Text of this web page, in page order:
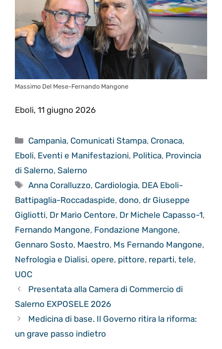
Massimo Del Mese-Fernando Mangone
Eboli, 11 giugno 2026
Categorie
Campania, Comunicati Stampa, Cronaca,
Eboli, Eventi e Manifestazioni, Politica, Provincia
di Salerno, Salerno
Tag
Anna Coralluzzo, Cardiologia, DEA Eboli-
Battipaglia-Roccadaspide, dono, dr Giuseppe
Gigliotti, Dr Mario Centore, Dr Michele Capasso-1,
Fernando Mangone, Fondazione Mangone,
Gennaro Sosto, Maestro, Ms Fernando Mangone,
Nefrologia e Dialisi, opere, pittore, reparti, tele,
UOC
Presentata alla Camera di Commercio di
Salerno EXPOSELE 2026
Medicina di base. Il Governo ritira la riforma:
un grave passo indietro